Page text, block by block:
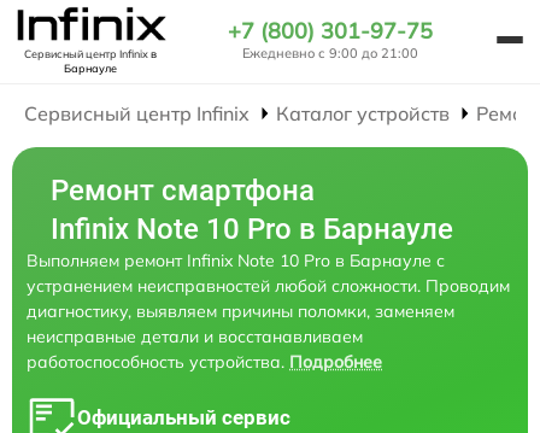
Сервисный центр Infinixв
Барнауле
+7 (800) 301-97-75
Ежедневно с 9:00 до 21:00
Сервисный центр Infinix Каталог устройств
Ремонт смартфона
Infinix Note 10 Pro в Барнауле
Выполняем ремонт Infinix Note 10 Pro в Барнауле с
устранением неисправностей любой сложности. Проводим
диагностику, выявляем причины поломки, заменяем
неисправные детали и восстанавливаем
работоспособность устройства. Подробнее
Официальный сервис